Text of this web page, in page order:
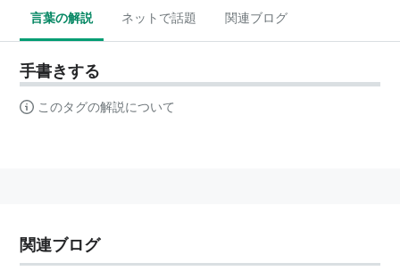
言葉の解説 ネットで話題 関連ブログ
手書きする
このタグの解説について
関連ブログ